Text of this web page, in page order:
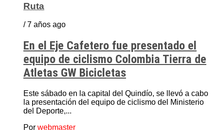
Ruta
/ 7 años ago
En el Eje Cafetero fue presentado el
equipo de ciclismo Colombia Tierra de
Atletas GW Bicicletas
Este sábado en la capital del Quindío, se llevó a cabo
la presentación del equipo de ciclismo del Ministerio
del Deporte,...
Por webmaster